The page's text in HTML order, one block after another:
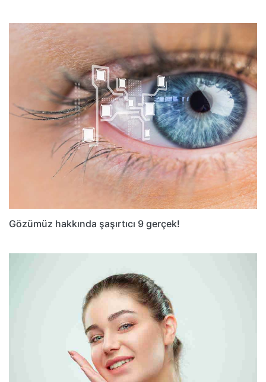
Gözümüz hakkında şaşırtıcı 9 gerçek!